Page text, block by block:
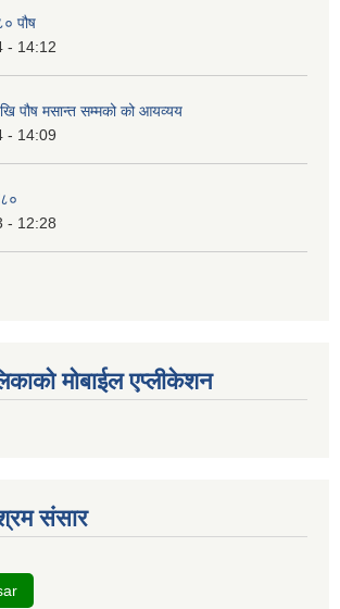
पौष
- 14:12
पौष मसान्त सम्मको को आयव्यय
- 14:09
- 12:28
मोबाईल एप्लीकेशन
संसार